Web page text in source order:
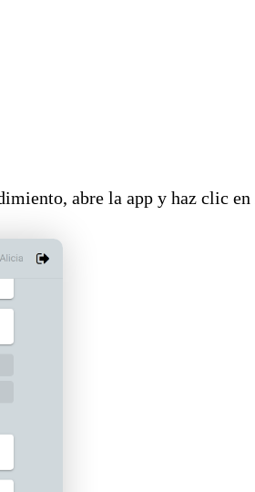
abre la app y haz clic en